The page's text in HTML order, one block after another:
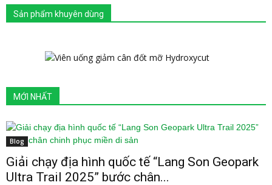
Sản phẩm khuyên dùng
MỚI NHẤT
Blog
Giải chạy địa hình quốc tế “Lang Son Geopark
Ultra Trail 2025” bước chân...